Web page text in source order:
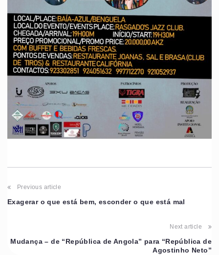
Previous article
Exagerar o que está bem, esconder o que está mal
Next article
Mudança – de “República de Angola” para “República de
Agostinho Neto”